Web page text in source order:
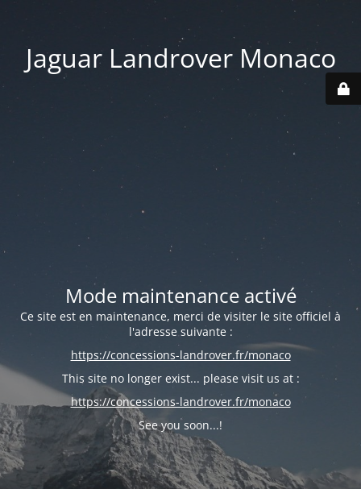
Jaguar Landrover Monaco
Mode maintenance activé
Ce site est en maintenance, merci de visiter le site officiel à
l'adresse suivante :
https://concessions-landrover.fr/monaco
This site no longer exist... please visit us at :
https://concessions-landrover.fr/monaco
See you soon...!